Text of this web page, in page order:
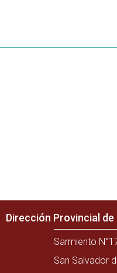
Dirección Provincial
Sarmiento
San Salvador